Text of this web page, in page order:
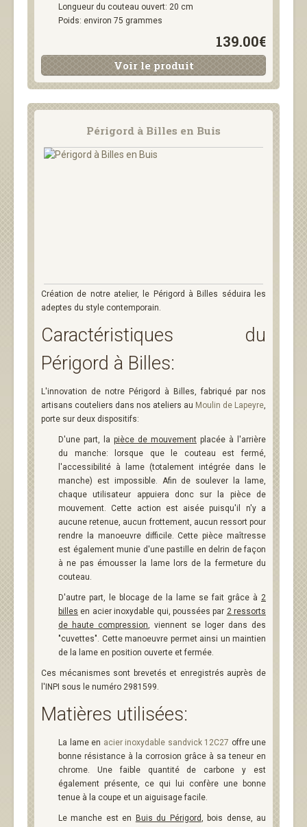
Longueur du couteau ouvert: 20 cm
Poids: environ 75 grammes
139.00€
Voir le produit
Périgord à Billes en Buis
Création de notre atelier, le Périgord à Billes séduira les
adeptes du style contemporain.
Caractéristiques du
Périgord à Billes:
L'innovation de notre Périgord à Billes, fabriqué par nos
artisans couteliers dans nos ateliers au Moulin de Lapeyre,
porte sur deux dispositifs:
D'une part, la pièce de mouvement placée à l'arrière
du manche: lorsque que le couteau est fermé,
l'accessibilité à lame (totalement intégrée dans le
manche) est impossible. Afin de soulever la lame,
chaque utilisateur appuiera donc sur la pièce de
mouvement. Cette action est aisée puisqu'il n'y a
aucune retenue, aucun frottement, aucun ressort pour
rendre la manoeuvre difficile. Cette pièce maîtresse
est également munie d'une pastille en delrin de façon
à ne pas émousser la lame lors de la fermeture du
couteau.
D'autre part, le blocage de la lame se fait grâce à 2
billes en acier inoxydable qui, poussées par 2 ressorts
de haute compression, viennent se loger dans des
"cuvettes". Cette manoeuvre permet ainsi un maintien
de la lame en position ouverte et fermée.
Ces mécanismes sont brevetés et enregistrés auprès de
l'INPI sous le numéro 2981599.
Matières utilisées:
La lame en acier inoxydable sandvick 12C27 offre une
bonne résistance à la corrosion grâce à sa teneur en
chrome. Une faible quantité de carbone y est
également présente, ce qui lui confère une bonne
tenue à la coupe et un aiguisage facile.
Le manche est en Buis du Périgord, bois dense, au